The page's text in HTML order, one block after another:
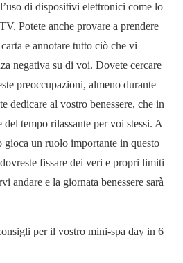
di dispositivi elettronici come lo
Potete anche provare a prendere
e annotare tutto ciò che vi
negativa su di voi. Dovete cercare
preoccupazioni, almeno durante
dedicare al vostro benessere, che in
tempo rilassante per voi stessi. A
gioca un ruolo importante in questo
fissare dei veri e propri limiti
andare e la giornata benessere sarà
per il vostro mini-spa day in 6